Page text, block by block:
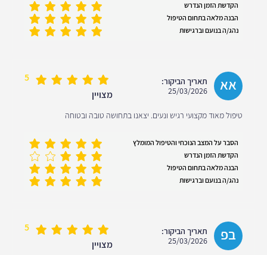
הקדשת הזמן הנדרש
הבנה מלאה בתחום הטיפול
נהג/ה בנועם וברגישות
אא
תאריך הביקור:
25/03/2026
5
מצויין
טיפול מאוד מקצועי רגיש ונעים. יצאנו בתחושה טובה ובטוחה
הסבר על המצב הנוכחי והטיפול המומלץ
הקדשת הזמן הנדרש
הבנה מלאה בתחום הטיפול
נהג/ה בנועם וברגישות
בפ
תאריך הביקור:
25/03/2026
5
מצויין